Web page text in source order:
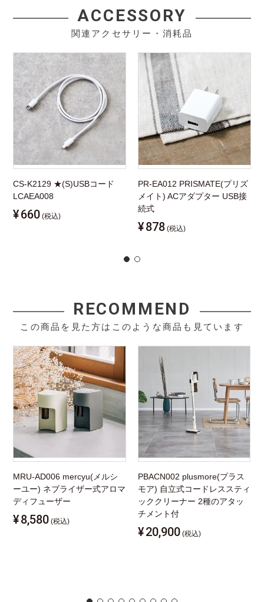
ACCESSORY
関連アクセサリー・消耗品
CS-K2129 ★(S)USBコード
LCAEA008
¥660 (税込)
PR-EA012 PRISMATE(プリズ
メイト) ACアダプター USB接
続式
¥878 (税込)
RECOMMEND
この商品を見た方はこのような商品も見ています
MRU-AD006 mercyu(メルシ
ーユー) ネブライザー式アロマ
ディフューザー
¥8,580 (税込)
PBACN002 plusmore(プラス
モア) 自立式コードレススティ
ッククリーナー 2種のアタッ
チメント付
¥20,900 (税込)